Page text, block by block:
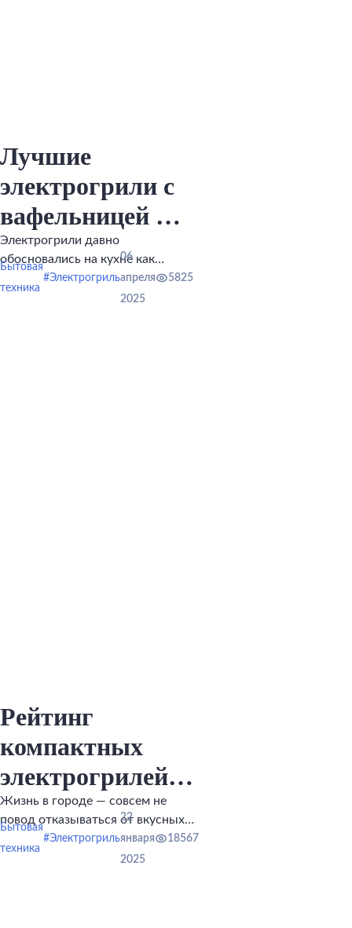
Лучшие
электрогрили с
вафельницей —
рейтинг и
советы по
Электрогрили давно
обосновались на кухне как
удобные, эффективные,
малогабаритные, надежные
Бытовая
техника
#Электрогриль
06
апреля
2025
5825
Рейтинг
компактных
электрогрилей
для небольшой
кухни
Жизнь в городе — совсем не
повод отказываться от вкусных
блюд, приготовленных на гриле.
Бытовая
техника
#Электрогриль
22
января
2025
18567